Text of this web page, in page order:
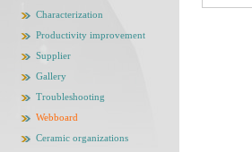
Characterization
Productivity improvement
Supplier
Gallery
Troubleshooting
Webboard
Ceramic organizations